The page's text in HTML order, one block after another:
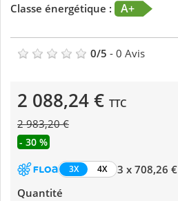
Classe énergétique :
A+
0/5 - 0 Avis
2 088,24 € TTC
2 983,20 €
- 30 %
3X 4X
3 x 708,26 €
Quantité